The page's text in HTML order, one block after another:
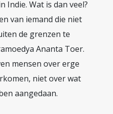
Indie. Wat is dan veel?
van iemand die niet
de grenzen te
Ananta Toer.
mensen over erge
niet over wat
aangedaan.